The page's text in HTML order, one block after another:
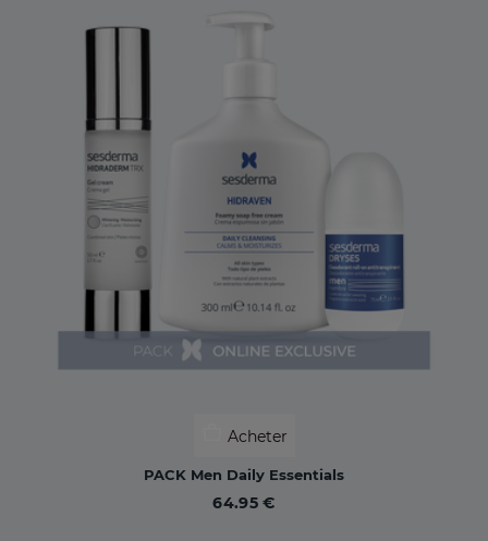
Acheter
PACK Men Daily Essentials
64.95 €